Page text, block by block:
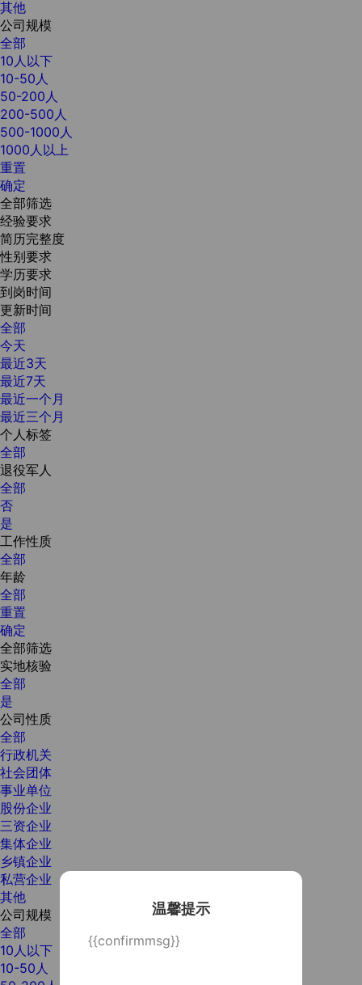
温馨提示
{{confirmmsg}}
其他
公司规模
全部
10人以下
10-50人
50-200人
200-500人
500-1000人
1000人以上
重置
确定
全部筛选
经验要求
简历完整度
性别要求
学历要求
到岗时间
更新时间
全部
今天
最近3天
最近7天
最近一个月
最近三个月
个人标签
全部
退役军人
全部
否
是
工作性质
全部
年龄
全部
重置
确定
全部筛选
实地核验
全部
是
公司性质
全部
行政机关
社会团体
事业单位
股份企业
三资企业
集体企业
乡镇企业
私营企业
其他
公司规模
全部
10人以下
10-50人